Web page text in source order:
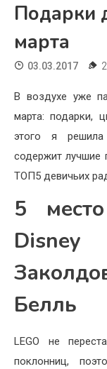
Жизнь
Хобби
Красота
Недвижимость
Подарки
марта
03.03.2017
В воздухе уже
марта: подарки,
этого я
содержит лучшие
ТОП5 девичьих
5
Белль
LEGO не
поклонниц,